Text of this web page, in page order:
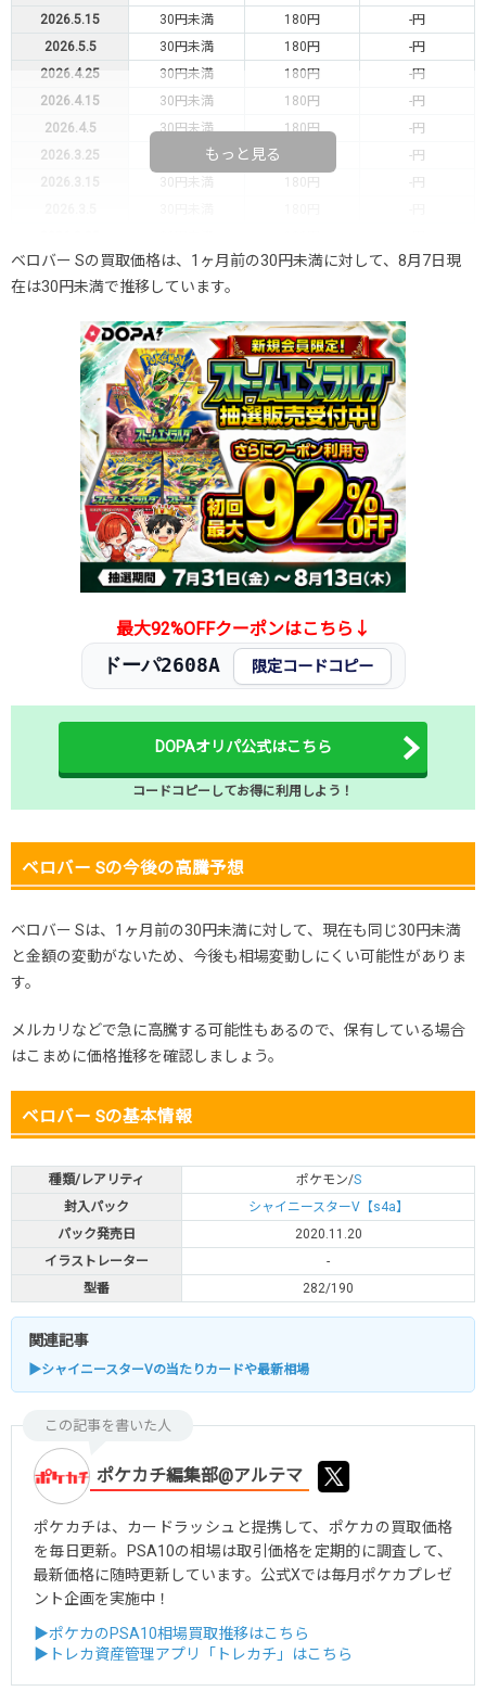
2026.5.15
30円未満 180円
-円
2026.5.5
30円未満 180円
-円
2026.4.25
30円未満 180円
-円
2026.4.15
30円未満 180円
-円
2026.4.5
30円未満 180円
-円
2026.3.25
30円未満
-円
2026.3.15
30円未満 180円
-円
2026.2.15
30円未満 180円
-円
2026.2.5
30円未満
2026.1.25
30円未満 180円
2026.1.15
30円未満 180円
2026.1.5
30円未満 180円
2025.12.25
30円未満 180円
2025.12.15
30円未満 180円
2025.12.5
30円未満 180円
2025.11.25
30円未満 180円
2025.11.15
30円未満 180円
2025.11.5
30円未満 180円
2025.10.25
30円未満 180円
発売日初動
200円 -円
もっと見る
ベロバー Sの買取価格は、1ヶ月前の30円未満に対して、8月7日現
在は30円未満で推移しています。
最大92%OFFクーポンはこちら↓
ドーパ2608A 限定コードコピー
DOPAオリパ公式はこちら
コードコピーしてお得に利用しよう！
ベロバー Sの今後の高騰予想
ベロバー Sは、1ヶ月前の30円未満に対して、現在も同じ30円未満
と金額の変動がないため、今後も相場変動しにくい可能性がありま
す。
メルカリなどで急に高騰する可能性もあるので、保有している場合
はこまめに価格推移を確認しましょう。
ベロバー Sの基本情報
種類/レアリティ ポケモン/S
封入パック
シャイニースターV【s4a】
パック発売日
2020.11.20
イラストレーター
-
型番
282/190
関連記事
▶シャイニースターVの当たりカードや最新相場
この記事を書いた人
ポケカチ編集部@アルテマ
ポケカチは、カードラッシュと提携して、ポケカの買取価格
を毎日更新。PSA10の相場は取引価格を定期的に調査して、
最新価格に随時更新しています。公式Xでは毎月ポケカプレゼ
ント企画を実施中！
▶ポケカのPSA10相場買取推移はこちら
▶トレカ資産管理アプリ「トレカチ」はこちら